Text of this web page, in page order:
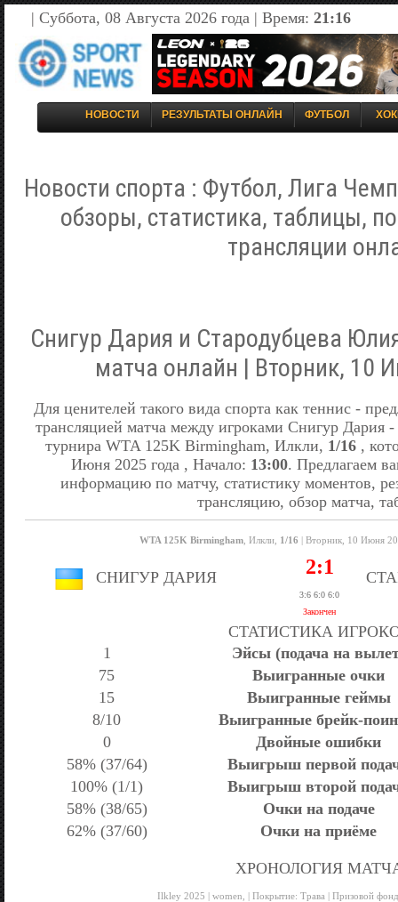
| Суббота, 08 Августа 2026 года | Время: 21:16
НОВОСТИ РЕЗУЛЬТАТЫ ОНЛАЙН ФУТБОЛ
Новости спорта : Футбол, Лига
обзоры, статистика, таблицы,
трансляции
Снигур Дария и Стародубцева
матча онлайн | Вторник, 10
Для ценителей такого вида спорта как теннис -
трансляцией матча между игроками Снигур Дария
турнира WTA 125K Birmingham, Илкли, 1/16 ,
Июня 2025 года , Начало: 13:00. Предлагаем
информацию по матчу, статистику моментов,
трансляцию, обзор матча,
WTA 125K Birmingham , Илкли, 1/16 | Вторник, 10 Июня
СНИГУР ДАРИЯ 2:1
3:6 6:0 6:0
Закончен
СТАТИСТИКА
1
Эйсы (подача на
75
Выигранные очки
15
Выигранные геймы
8/10
Выигранные брейк-
0
Двойные ошибки
58% (37/64)
Выигрыш первой
100% (1/1)
Выигрыш второй
58% (38/65)
Очки на подаче
62% (37/60)
Очки на приёме
ХРОНОЛОГИЯ
Ilkley 2025 | women, | Покрытие: Трава | Призовой